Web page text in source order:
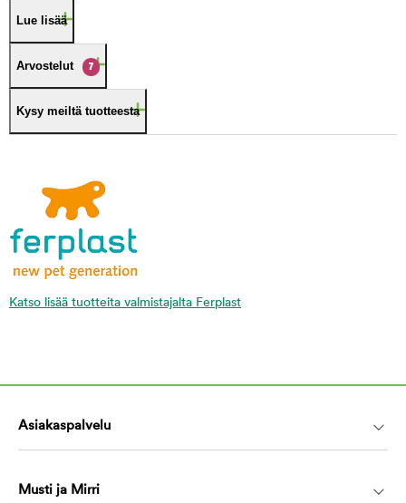
Lue lisää
Arvostelut 7
Kysy meiltä tuotteesta
Katso lisää tuotteita valmistajalta Ferplast
Asiakaspalvelu
Musti ja Mirri